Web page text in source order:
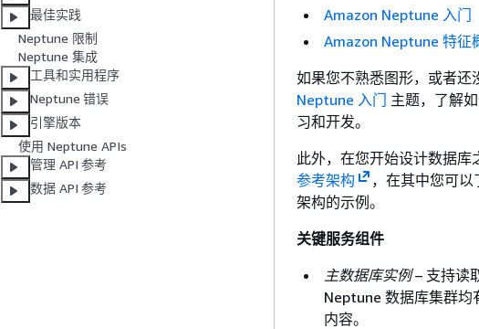
最佳实践
Neptune 限制
Neptune 集成
工具和实用程序
Neptune 错误
引擎版本
使用 Neptune APIs
管理 API 参考
数据 API 参考
Amazon Neptune 入门
Amazon Neptune 特征
如果您不熟悉图形，或者
Neptune 入门 主题，了解
习和开发。
此外，在您开始设计数据
参考架构
，在其中您可
架构的示例。
关键服务组件
主数据库实例– 支持读
Neptune 数据库集群均
内容。